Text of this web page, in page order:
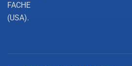
FACHE
(USA).